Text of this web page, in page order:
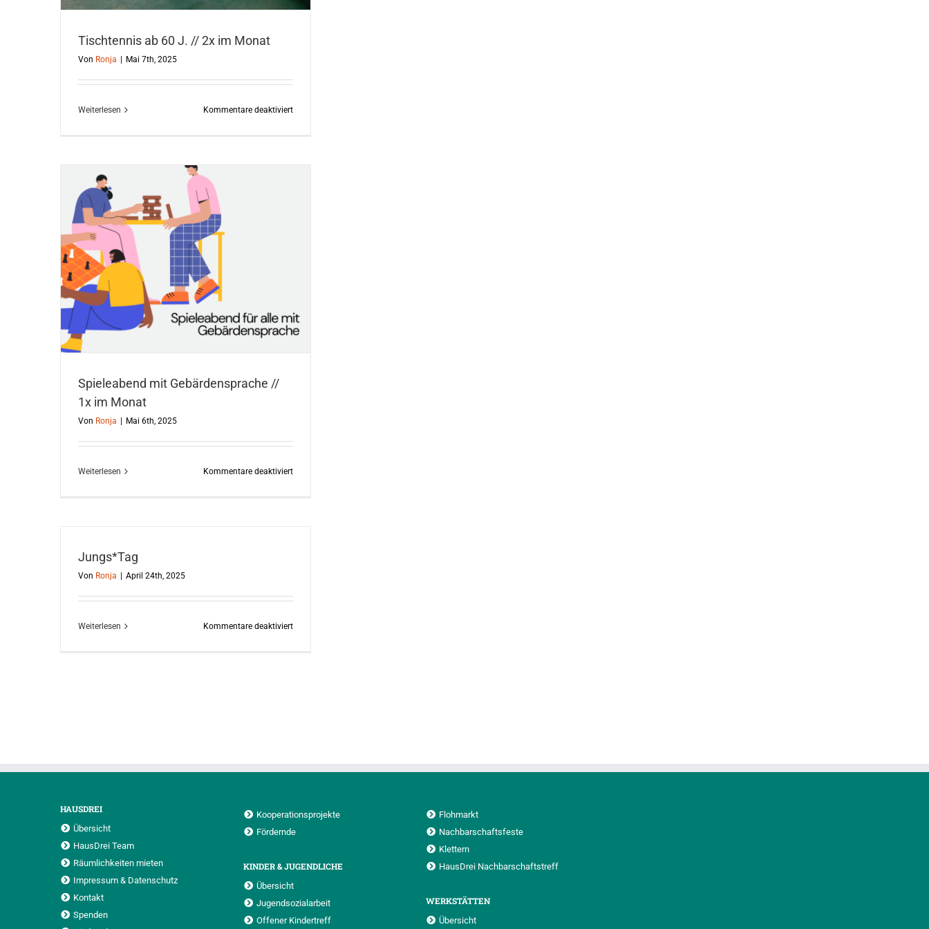
Tischtennis ab 60 J. // 2x im Monat
Von Ronja | Mai 7th, 2025
Weiterlesen Kommentare deaktiviertfür
Spieleabend mit Gebärdensprache //
1x im Monat
Von Ronja | Mai 6th, 2025
Weiterlesen Kommentare deaktiviertfür
Jungs*Tag
Von Ronja | April 24th, 2025
Weiterlesen Kommentare deaktiviertfür
HAUSDREI
Übersicht
HausDrei Team
Räumlichkeiten mieten
Impressum & Datenschutz
Kontakt
Spenden
Kooperationsprojekte
Fördernde
KINDER & JUGENDLICHE
Übersicht
Jugendsozialarbeit
Offener Kindertreff
Flohmarkt
Nachbarschaftsfeste
Klettern
HausDrei Nachbarschaftstreff
WERKSTÄTTEN
Übersicht